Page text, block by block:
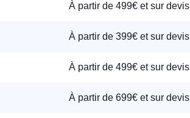
À partir de 499€ et sur devis
À partir de 399€ et sur devis
À partir de 499€ et sur devis
À partir de 699€ et sur devis